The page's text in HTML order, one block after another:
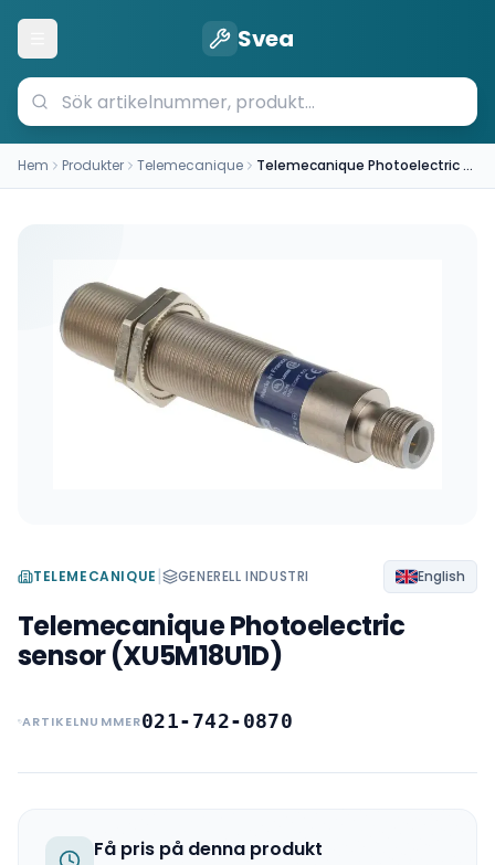
Öppna meny Svea
Hem Produkter Telemecanique Telemecanique Photoelectric sensor (XU5M18U1D)
TELEMECANIQUE | GENERELL INDUSTRI English
Telemecanique Photoelectric
sensor (XU5M18U1D)
ARTIKELNUMMER021-742-0870
Få pris på denna produkt